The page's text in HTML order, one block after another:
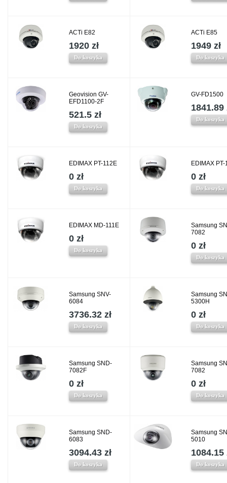
ACTi E82
1920 zł
Do koszyka
ACTi E85
1949 zł
Do koszyka
Geovision GV-
EFD1100-2F
521.5 zł
Do koszyka
GV-FD1500
1841.89
Do koszyka
EDIMAX PT-112E
0 zł
Do koszyka
EDIMAX PT-
0 zł
Do koszyka
EDIMAX MD-111E
0 zł
Do koszyka
Samsung
7082
0 zł
Do koszyka
Samsung SNV-
6084
3736.32 zł
Do koszyka
Samsung
5300H
0 zł
Do koszyka
Samsung SND-
7082F
0 zł
Do koszyka
Samsung
7082
0 zł
Do koszyka
Samsung SND-
6083
3094.43 zł
Do koszyka
Samsung
5010
1084.15
Do koszyka